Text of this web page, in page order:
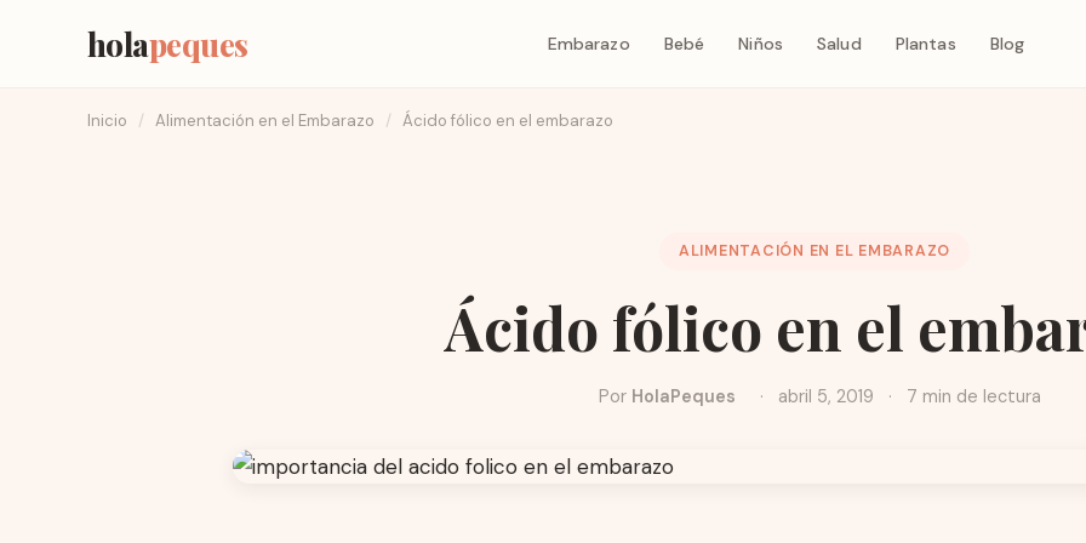
holapeques Embarazo Bebé Niños Salud Plantas Blog
Inicio / Alimentación en el Embarazo / Ácido fólico en el embarazo
ALIMENTACIÓN EN EL EMBARAZO
Ácido fólico en el
Por HolaPeques · abril 5, 2019 · 7 min de lectura